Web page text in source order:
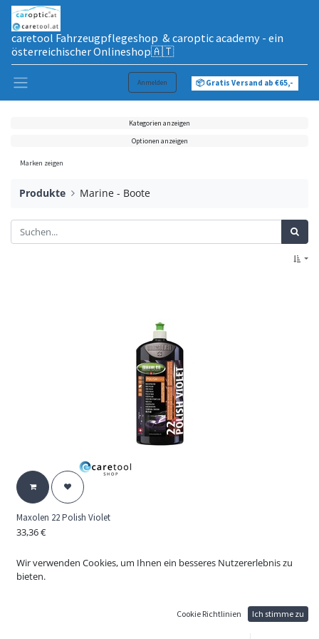
caretool Fahrzeugpflegeshop & caroptic academy - ein
österreichischer Onlineshop🇦🇹
Anmelden 📦 Gratis Versand ab €65,-
Kategorien anzeigen
Optionen anzeigen
Marken zeigen
Produkte Marine - Boote
Maxolen 22 Polish Violet
33,36€
Wachspolish violett pflegt und veredelt neue bis mittelstark verwitterte
Hochglanzlacke. Wachspolish violett erzeugt maschinell und manuell ein
Wir verwenden Cookies, um Ihnen ein besseres Nutzererlebnis zu
bieten.
Cookie Richtlinien Ich stimme zu